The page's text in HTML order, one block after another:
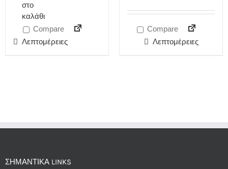
στο
καλάθι
Compare
Λεπτομέρειες
Compare
Λεπτομέρειες
ΣΗΜΑΝΤΙΚΆ LINKS